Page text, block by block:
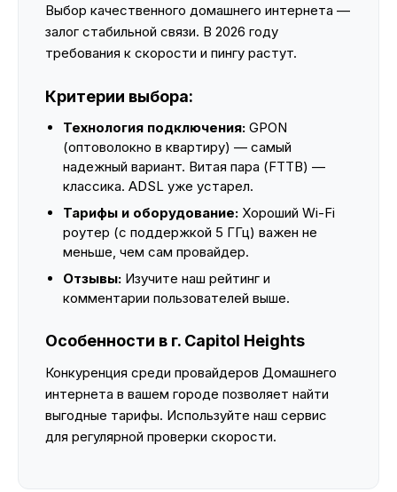
Выбор качественного домашнего интернета —
залог стабильной связи. В 2026 году
требования к скорости и пингу растут.
Критерии выбора:
Технология подключения: GPON
(оптоволокно в квартиру) — самый
надежный вариант. Витая пара (FTTB) —
классика. ADSL уже устарел.
Тарифы и оборудование: Хороший Wi-Fi
роутер (с поддержкой 5 ГГц) важен не
меньше, чем сам провайдер.
Отзывы: Изучите наш рейтинг и
комментарии пользователей выше.
Особенности в г. Capitol Heights
Конкуренция среди провайдеров Домашнего
интернета в вашем городе позволяет найти
выгодные тарифы. Используйте наш сервис
для регулярной проверки скорости.